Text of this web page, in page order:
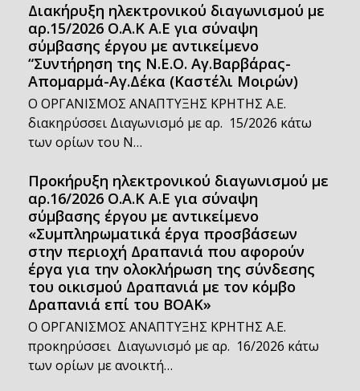
Διακήρυξη ηλεκτρονικού διαγωνισμού με
αρ.15/2026 Ο.Α.Κ Α.Ε για σύναψη
σύμβασης έργου με αντικείμενο
“Συντήρηση της Ν.Ε.Ο. Αγ.Βαρβάρας-
Απομαρμά-Αγ.Δέκα (Καστέλι Μοιρών)
Ο ΟΡΓΑΝΙΣΜΟΣ ΑΝΑΠΤΥΞΗΣ ΚΡΗΤΗΣ Α.Ε.
διακηρύσσει Διαγωνισμό με αρ. 15/2026 κάτω
των ορίων του Ν…
Προκήρυξη ηλεκτρονικού διαγωνισμού με
αρ.16/2026 Ο.Α.Κ Α.Ε για σύναψη
σύμβασης έργου με αντικείμενο
«Συμπληρωματικά έργα προσβάσεων
στην περιοχή Δραπανιά που αφορούν
έργα για την ολοκλήρωση της σύνδεσης
του οικισμού Δραπανιά με τον κόμβο
Δραπανιά επί του ΒΟΑΚ»
Ο ΟΡΓΑΝΙΣΜΟΣ ΑΝΑΠΤΥΞΗΣ ΚΡΗΤΗΣ Α.Ε.
προκηρύσσει Διαγωνισμό με αρ. 16/2026 κάτω
των ορίων με ανοικτή…